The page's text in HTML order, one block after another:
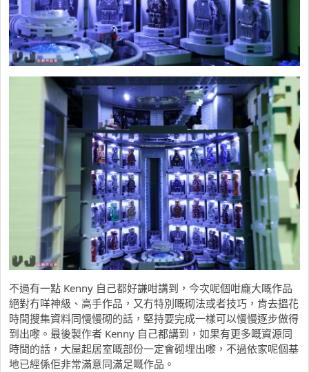
不過有一點 Kenny 自己都好謙咁講到，今次呢個咁龐大嘅作品
絕對冇咩神級、高手作品，又冇特別嘅砌法或者技巧，肯去搵花
時間搜集資料同慢慢砌的話，堅持要完成一樣可以慢慢逐步做得
到出嚟。最後製作者 Kenny 自己都講到，如果有更多嘅資源同
時間的話，大屋起居室嘅部份一定會砌埋出嚟，不過依家呢個基
地已經係佢非常滿意同滿足嘅作品。